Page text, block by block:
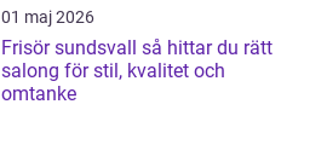
01 maj 2026
Frisör sundsvall så hittar du rätt
salong för stil, kvalitet och
omtanke